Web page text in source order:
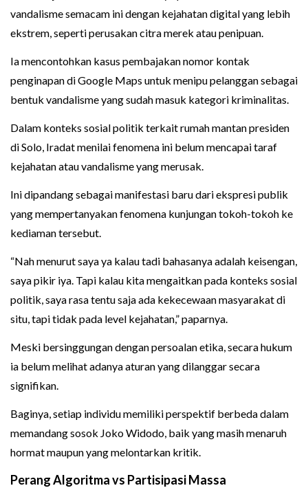
vandalisme semacam ini dengan kejahatan digital yang lebih
ekstrem, seperti perusakan citra merek atau penipuan.
Ia mencontohkan kasus pembajakan nomor kontak
penginapan di Google Maps untuk menipu pelanggan sebagai
bentuk vandalisme yang sudah masuk kategori kriminalitas.
Dalam konteks sosial politik terkait rumah mantan presiden
di Solo, Iradat menilai fenomena ini belum mencapai taraf
kejahatan atau vandalisme yang merusak.
Ini dipandang sebagai manifestasi baru dari ekspresi publik
yang mempertanyakan fenomena kunjungan tokoh-tokoh ke
kediaman tersebut.
“Nah menurut saya ya kalau tadi bahasanya adalah keisengan,
saya pikir iya. Tapi kalau kita mengaitkan pada konteks sosial
politik, saya rasa tentu saja ada kekecewaan masyarakat di
situ, tapi tidak pada level kejahatan,” paparnya.
Meski bersinggungan dengan persoalan etika, secara hukum
ia belum melihat adanya aturan yang dilanggar secara
signifikan.
Baginya, setiap individu memiliki perspektif berbeda dalam
memandang sosok Joko Widodo, baik yang masih menaruh
hormat maupun yang melontarkan kritik.
Perang Algoritma vs Partisipasi Massa